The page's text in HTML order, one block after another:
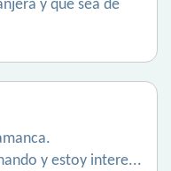
y qué sea de
y estoy intere...